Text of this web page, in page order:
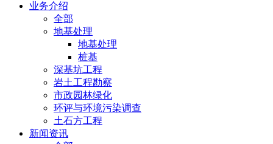
业务介绍
全部
地基处理
地基处理
桩基
深基坑工程
岩土工程勘察
市政园林绿化
环评与环境污染调查
土石方工程
新闻资讯